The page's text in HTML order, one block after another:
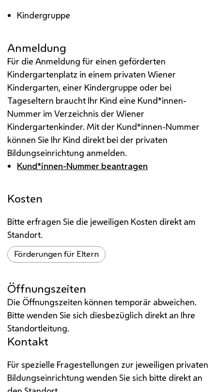
Kindergruppe
Anmeldung
Für die Anmeldung für einen geförderten
Kindergartenplatz in einem privaten Wiener
Kindergarten, einer Kindergruppe oder bei
Tageseltern braucht Ihr Kind eine Kund*innen-
Nummer im Verzeichnis der Wiener
Kindergartenkinder. Mit der Kund*innen-Nummer
können Sie Ihr Kind direkt bei der privaten
Bildungseinrichtung anmelden.
Kund*innen-Nummer beantragen
Kosten
Bitte erfragen Sie die jeweiligen Kosten direkt am
Standort.
Förderungen für Eltern
Öffnungszeiten
Die Öffnungszeiten können temporär abweichen.
Bitte wenden Sie sich diesbezüglich direkt an Ihre
Standortleitung.
Kontakt
Für spezielle Fragestellungen zur jeweiligen privaten
Bildungseinrichtung wenden Sie sich bitte direkt an